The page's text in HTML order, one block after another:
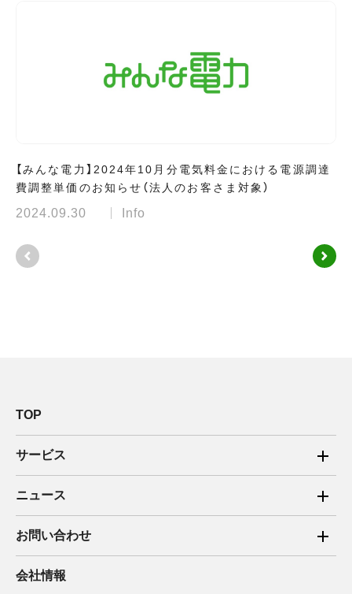
【みんな電力】2024年10月分電気料金における電源調達
費調整単価のお知らせ（法人のお客さま対象）
2024.09.30 Info
TOP
サービス
ご家庭向け電力サービス
法人向け脱炭素サービス
住宅用太陽光売電 卒FIT
ニュース
2025年
2024年
お問い合わせ
ご家庭向け電力サービス・卒FIT電気の売電
会社情報